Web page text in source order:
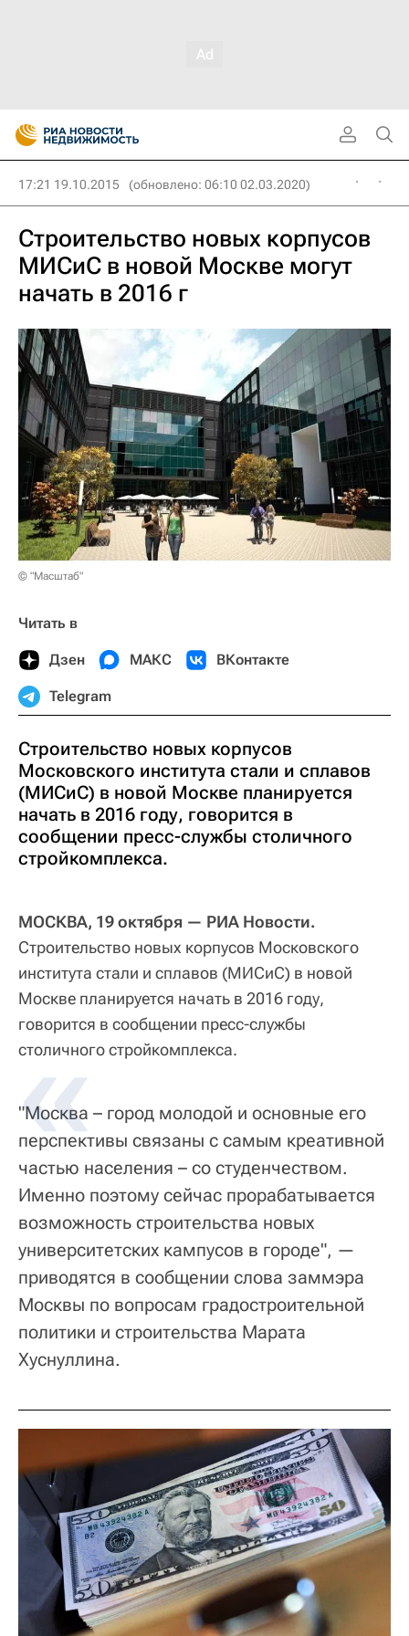
17:21 19.10.2015 (обновлено: 06:10 02.03.2020)
Строительство новых корпусов
МИСиС в новой Москве могут
начать в 2016 г
© "Масштаб"
Читать в
Дзен МАКС ВКонтакте
Telegram
Строительство новых корпусов
Московского института стали и сплавов
(МИСиС) в новой Москве планируется
начать в 2016 году, говорится в
сообщении пресс-службы столичного
стройкомплекса.
МОСКВА, 19 октября — РИА Новости.
Строительство новых корпусов Московского
института стали и сплавов (МИСиС) в новой
Москве планируется начать в 2016 году,
говорится в сообщении пресс-службы
столичного стройкомплекса.
"Москва – город молодой и основные его
перспективы связаны с самым креативной
частью населения – со студенчеством.
Именно поэтому сейчас прорабатывается
возможность строительства новых
университетских кампусов в городе", —
приводятся в сообщении слова заммэра
Москвы по вопросам градостроительной
политики и строительства Марата
Хуснуллина.